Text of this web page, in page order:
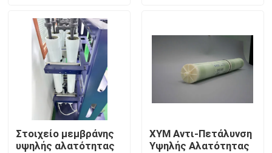
Επικοινωνήστε μαζί μας
Ειδήσεις
Ιστολόγιο
Ζητήστε ένα απόσπασμα
Στοιχείο μεμβράνης
υψηλής αλατότητας
XYM Αντι-Πετάλυνση
Υψηλής Αλατότητας